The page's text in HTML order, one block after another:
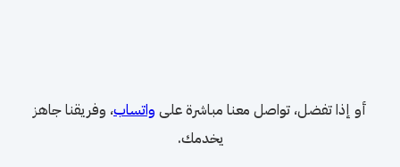
أو إذا تفضل، تواصل معنا مباشرة على واتساب، وفريقنا جاهز
يخدمك.